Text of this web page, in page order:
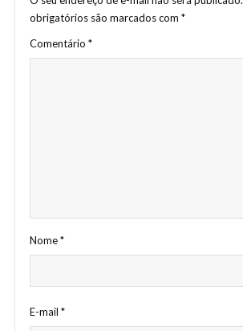
obrigatórios são marcados com *
Comentário *
Nome*
E-mail *